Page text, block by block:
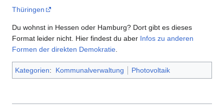
Thüringen
Du wohnst in Hessen oder Hamburg? Dort gibt es dieses
Format leider nicht. Hier findest du aber Infos zu anderen
Formen der direkten Demokratie.
Kategorien: Kommunalverwaltung Photovoltaik